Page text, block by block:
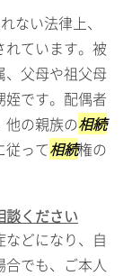
ない法律上、
ています。被
、父母や祖父母
です。配偶者
他の親族の相続
従って相続権の
談ください
どになり、自
でも、ご本人